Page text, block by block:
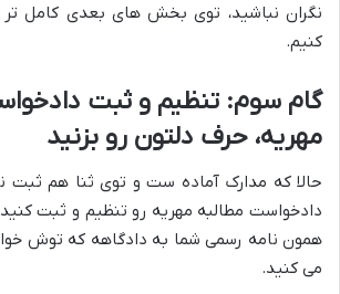
نگران نباشید، توی بخش های بعدی کامل تر
کنیم.
گام سوم: تنظیم و ثبت
مهریه، حرف دلتون رو بزنید
حالا که مدارک آماده ست و توی ثنا هم ثبت
دادخواست مطالبه مهریه رو تنظیم و ثبت
همون نامه رسمی شما به دادگاهه که توش
می کنید.